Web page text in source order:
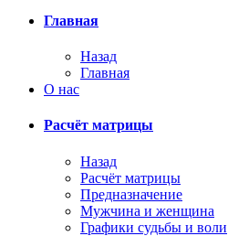
Главная
Назад
Главная
О нас
Расчёт матрицы
Назад
Расчёт матрицы
Предназначение
Мужчина и женщина
Графики судьбы и воли